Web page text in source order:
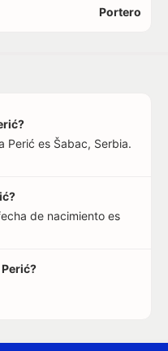
Portero
Perić es Šabac, Serbia.
de nacimiento es